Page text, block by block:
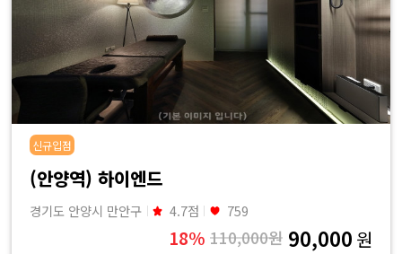
신규입점
(안양역) 하이엔드
경기도 안양시 만안구 4.7점 759
18% 110,000원 90,000 원